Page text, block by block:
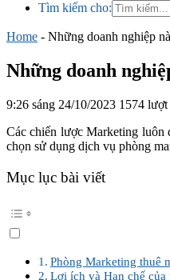
Tìm kiếm cho:
Home - Những doanh nghiệp
Những doanh
9:26 sáng 24/10/2023 1574 lượt
Các chiến lược Marketing luôn
chọn sử dụng dịch vụ phòng
Mục lục bài viết
Phòng Marketing thuê
Lợi ích và Hạn chế